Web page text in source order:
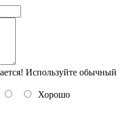
Используйте обычный
Хорошо